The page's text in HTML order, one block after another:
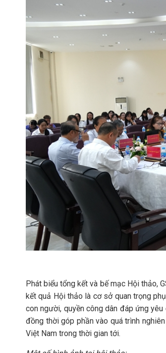
Phát biểu tổng kết và bế mạc Hội thảo,
kết quả Hội thảo là cơ sở quan trọng
con người, quyền công dân đáp ứng
đồng thời góp phần vào quá trình
Việt Nam trong thời gian tới.